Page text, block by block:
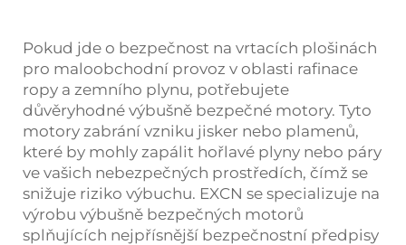
Pokud jde o bezpečnost na vrtacích plošinách
pro maloobchodní provoz v oblasti rafinace
ropy a zemního plynu, potřebujete
důvěryhodné výbušně bezpečné motory. Tyto
motory zabrání vzniku jisker nebo plamenů,
které by mohly zapálit hořlavé plyny nebo páry
ve vašich nebezpečných prostředích, čímž se
snižuje riziko výbuchu. EXCN se specializuje na
výrobu výbušně bezpečných motorů
splňujících nejpřísnější bezpečnostní předpisy